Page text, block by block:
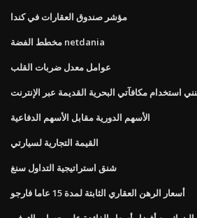
مؤشر صندوق العقارات في كندا
مخطط الفضة netdania
عوامل معدل ضربات القلب
استخدام مكافآتي البحرية القديمة عبر الإنترنت
الأسهم الدورية مقابل الأسهم الدفاعية
القيمة التجارية لسيارتي
شنق استراتيجية التداول سنغ
أسعار الرهن العقاري الثابتة لمدة 15 عاما فارجو